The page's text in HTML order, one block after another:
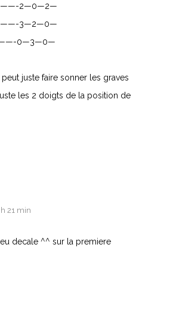
2—0—2—
3—2—0—
0—3—0—
juste faire sonner les graves
les 2 doigts de la position de
21 min
decale ^^ sur la premiere